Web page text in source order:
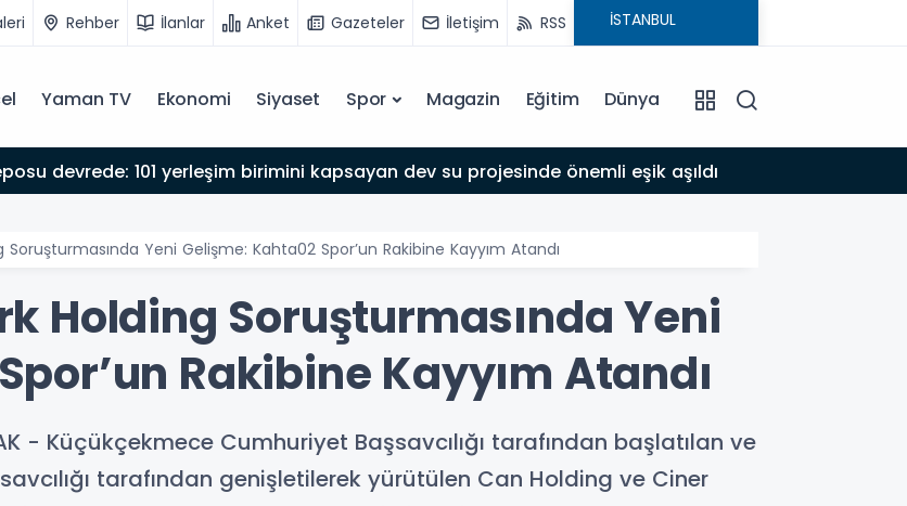
Rehber İlanlar Anket Gazeteler İletişim RSS
Yaman TV Ekonomi Siyaset Spor Magazin Eğitim Dünya
devrede: 101 yerleşim birimini kapsayan dev su projesinde önemli eşik aşıldı
Yeni Gelişme: Kahta02 Spor’un Rakibine Kayyım Atandı
Holding Soruşturmasında Yeni
Rakibine Kayyım Atandı
- Küçükçekmece Cumhuriyet Başsavcılığı tarafından başlatılan ve
tarafından genişletilerek yürütülen Can Holding ve Ciner